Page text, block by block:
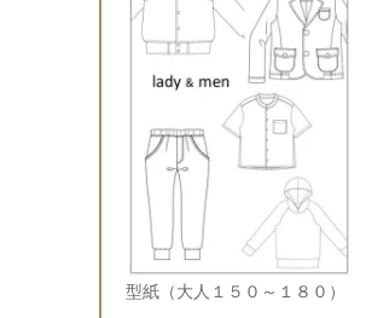
型紙（大人１５０～１８０）